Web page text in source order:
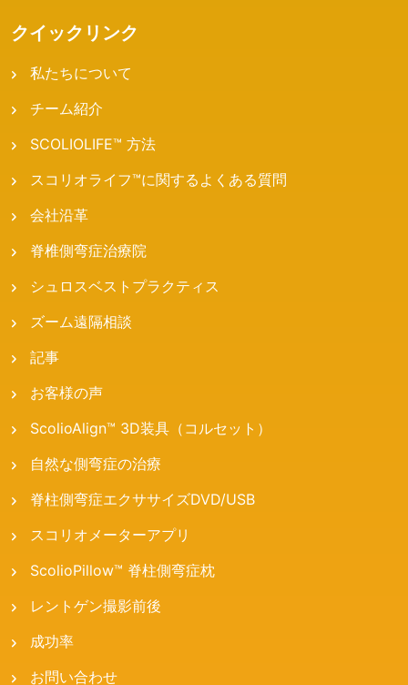
クイックリンク
私たちについて
チーム紹介
SCOLIOLIFE™ 方法
スコリオライフ™に関するよくある質問
会社沿革
脊椎側弯症治療院
シュロスベストプラクティス
ズーム遠隔相談
記事
お客様の声
ScolioAlign™ 3D装具（コルセット）
自然な側弯症の治療
脊柱側弯症エクササイズDVD/USB
スコリオメーターアプリ
ScolioPillow™ 脊柱側弯症枕
レントゲン撮影前後
成功率
お問い合わせ